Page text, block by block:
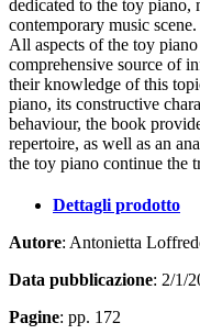
dedicated to the toy
contemporary music scene.
All aspects of the toy
comprehensive source of
their knowledge of this
piano, its constructive
behaviour, the book
repertoire, as well as an
the toy piano continue the
Dettagli prodotto
Autore: Antonietta
Data pubblicazione: 2/1/
Pagine: pp. 172